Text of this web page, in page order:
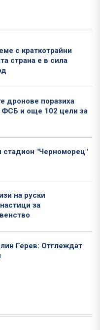
с краткотрайни
страна е в сила
дронове поразиха
ФСБ и още 102 цели за
стадион "Черноморец"
на руски
за
Герев: Отглеждат